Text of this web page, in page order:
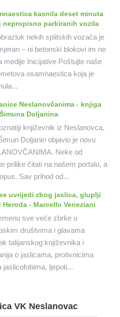
kasnila deset minuta
nepropisno parkiranih vozila
nekih splitskih vozača je
– ni betonski blokovi im ne
medije Inicijative Poštujte naše
osamnaestica koja je
Neslanovčanima - knjiga
Doljanina
književnik iz Neslanovca,
Doljanin objavio je novu
Neke od
prilike čitati na našem portalu, a
Sav prihod od...
uvrijedi zbog jaslica, gluplji
Heroda - Marcello Veneziani
sve veće zbrke u
društvima i glavama
talijanskog književnika i
o jaslicama, protivnicima
ljepoti...
VK Neslanovac